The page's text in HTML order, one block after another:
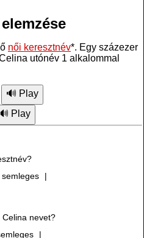
női keresztnév*. Egy százezer
utónév 1 alkalommal
semleges |
Celina nevet?
|